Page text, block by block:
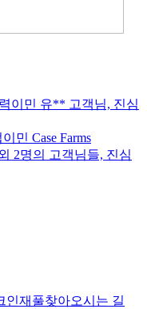
이민 유** 고객님, 진심
민 Case Farms
2명의 고객님들, 진심
인재풀찾아오시는 길